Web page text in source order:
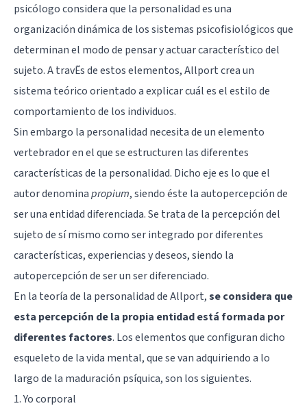
psicólogo considera que la personalidad es una
organización dinámica de los sistemas psicofisiológicos que
determinan el modo de pensar y actuar característico del
sujeto. A travËs de estos elementos, Allport crea un
sistema teórico orientado a explicar cuál es el estilo de
comportamiento de los individuos.
Sin embargo la personalidad necesita de un elemento
vertebrador en el que se estructuren las diferentes
características de la personalidad. Dicho eje es lo que el
autor denominapropium, siendo éste la autopercepción de
ser una entidad diferenciada. Se trata de la percepción del
sujeto de sí mismo como ser integrado por diferentes
características, experiencias y deseos, siendo la
autopercepción de ser un ser diferenciado.
En la teoría de la personalidad de Allport,se considera que
esta percepción de la propia entidad está formada por
diferentes factores. Los elementos que configuran dicho
esqueleto de la vida mental, que se van adquiriendo a lo
largo de la maduración psíquica, son los siguientes.
1. Yo corporal